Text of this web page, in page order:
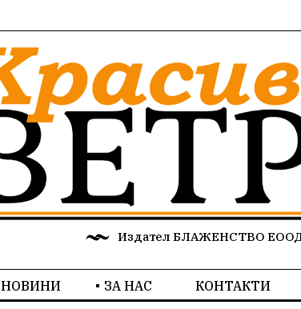
Издател БЛАЖЕНСТВО
НОВИНИ ЗА НАС КОНТАКТИ